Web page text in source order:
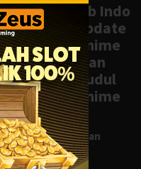
anime sub Indo
dan update
Tonton anime
batch dengan
Temukan judul
anime
saja.
Indo Gratis dengan